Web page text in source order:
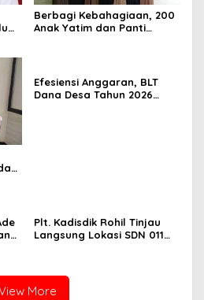
Berbagi Kebahagiaan, 200
Anak Yatim dan Panti
Efesiensi Anggaran, BLT
Dana Desa Tahun 2026
Plt. Kadisdik Rohil Tinjau
Langsung Lokasi SDN 011
More